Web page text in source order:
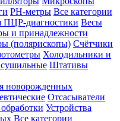
PH-метры Все категории
ПЦР-диагностики Весы
и принадлежности
(полярископы) Счётчики
Холодильники и
Штативы
новорожденных
Отсасыватели
Устройства
Все категории